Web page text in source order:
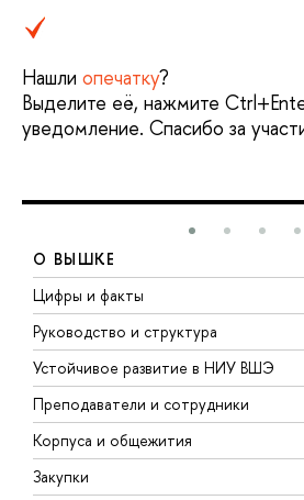
Нашли опечатку?
Выделите её, нажмите
уведомление. Спасибо за
О ВЫШКЕ
Цифры и факты
Руководство и структура
Устойчивое развитие в НИУ ВШЭ
Преподаватели и сотрудники
Корпуса и общежития
Закупки